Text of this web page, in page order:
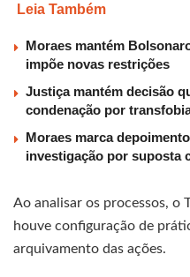
Leia Também
Moraes mantém
impõe novas restrições
Justiça mantém decisão
condenação por
Moraes marca
investigação por suposta
Ao analisar os processos, o
houve configuração de
arquivamento das ações.